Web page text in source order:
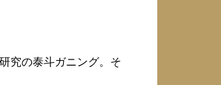
究の泰斗ガニング。そ